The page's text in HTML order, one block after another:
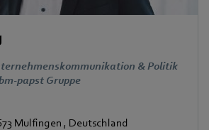
& Politik
papst Gruppe
Mulfingen , Deutschland